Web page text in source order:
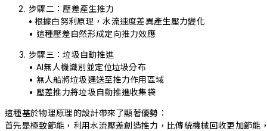
步驟二：壓差產生推力
• 根據白努利原理，水流速度差異產生壓力變化
• 這種壓差自然形成定向推力效應
步驟三：垃圾自動推進
• AI無人機識別並定位垃圾分布
• 無人船將垃圾運送至推力作用區域
• 壓差推力將垃圾自動推進收集袋
這種基於物理原理的設計帶來了顯著優勢：
首先是極致節能，利用水流壓差創造推力，比傳統機械回收更加節能